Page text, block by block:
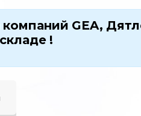
GEA,
!